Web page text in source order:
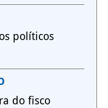
políticos
do fisco